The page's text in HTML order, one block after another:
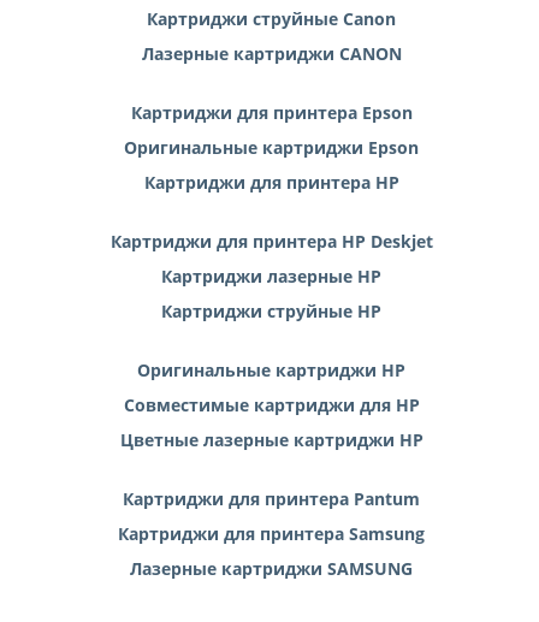
Картриджи струйные Canon
Лазерные картриджи CANON
Картриджи для принтера Epson
Оригинальные картриджи Epson
Картриджи для принтера HP
Картриджи для принтера HP Deskjet
Картриджи лазерные HP
Картриджи струйные HP
Оригинальные картриджи HP
Совместимые картриджи для HP
Цветные лазерные картриджи HP
Картриджи для принтера Pantum
Картриджи для принтера Samsung
Лазерные картриджи SAMSUNG